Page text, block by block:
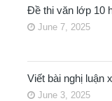
Đề thi văn lớp 10
June 7, 2025
Viết bài nghị luận
June 3, 2025